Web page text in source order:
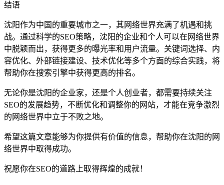
结语
沈阳作为中国的重要城市之一，其网络世界充满了机遇和挑
战。通过科学的SEO策略，沈阳的企业和个人可以在网络世界
中脱颖而出，获得更多的曝光率和用户流量。关键词选择、内
容优化、外部链接建设、技术优化等多个方面的综合实践，将
帮助你在搜索引擎中获得更高的排名。
无论你是沈阳的企业家，还是个人创业者，都需要持续关注
SEO的发展趋势，不断优化和调整你的网站，才能在竞争激烈
的网络世界中立于不败之地。
希望这篇文章能够为你提供有价值的信息，帮助你在沈阳的网
络世界中取得成功。
祝愿你在SEO的道路上取得辉煌的成就！